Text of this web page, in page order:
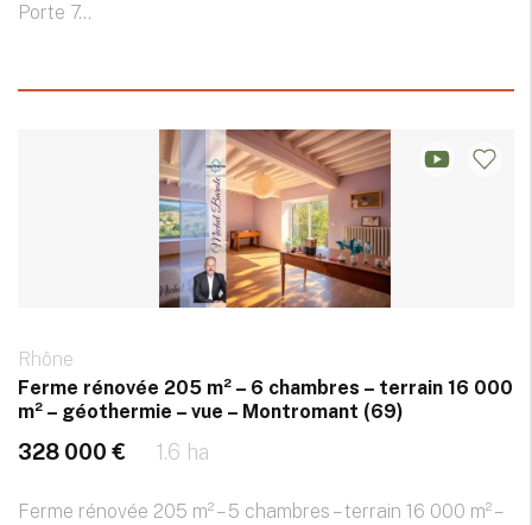
Porte 7...
Rhône
Ferme rénovée 205 m² – 6 chambres – terrain 16 000
m² – géothermie – vue – Montromant (69)
328 000 € 1.6 ha
Ferme rénovée 205 m² – 5 chambres – terrain 16 000 m² –